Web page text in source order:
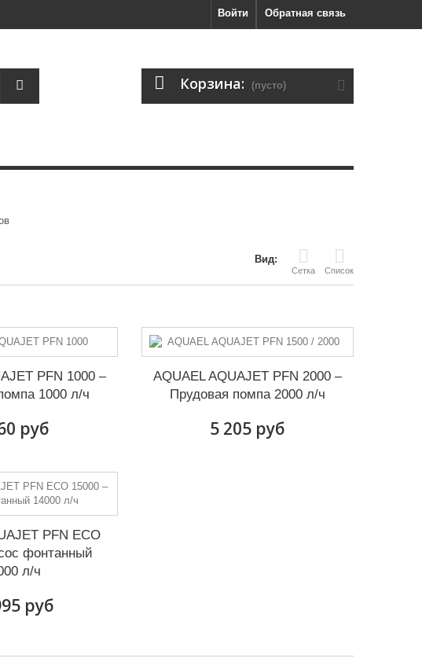
Обратная связь
Войти
Корзина: (пусто)
Вид:
Сетка Список
PFN 1000 –
1000 л/ч
руб
AQUAEL AQUAJET PFN 2000 –
Прудовая помпа 2000 л/ч
5 205 руб
PFN ECO
фонтанный
л/ч
руб